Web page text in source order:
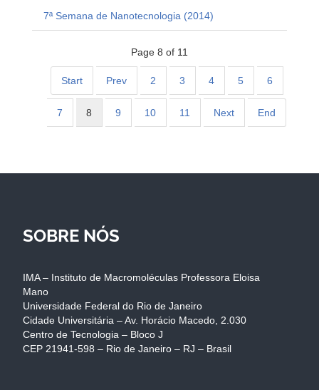
7ª Semana de Nanotecnologia (2014)
Page 8 of 11
Start Prev 2 3 4 5 6
7 8 9 10 11 Next End
SOBRE NÓS
IMA – Instituto de Macromoléculas Professora Eloisa
Mano
Universidade Federal do Rio de Janeiro
Cidade Universitária – Av. Horácio Macedo, 2.030
Centro de Tecnologia – Bloco J
CEP 21941-598 – Rio de Janeiro – RJ – Brasil